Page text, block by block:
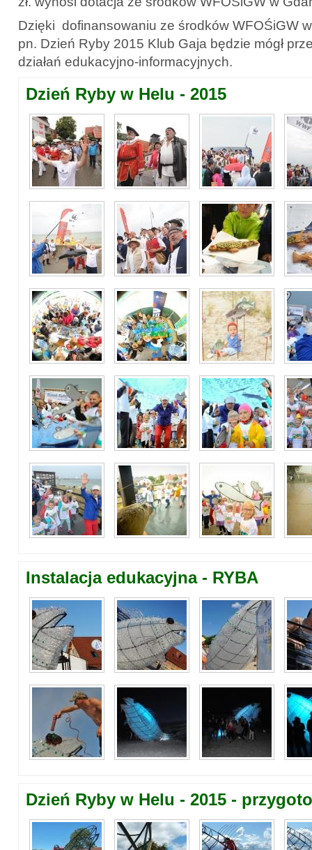
Dzięki dofinansowaniu ze środków WFOŚiGW
pn. Dzień Ryby 2015 Klub Gaja będzie mógł
działań edukacyjno-informacyjnych.
Dzień Ryby w Helu - 2015
Instalacja edukacyjna - RYBA
Dzień Ryby w Helu - 2015 -